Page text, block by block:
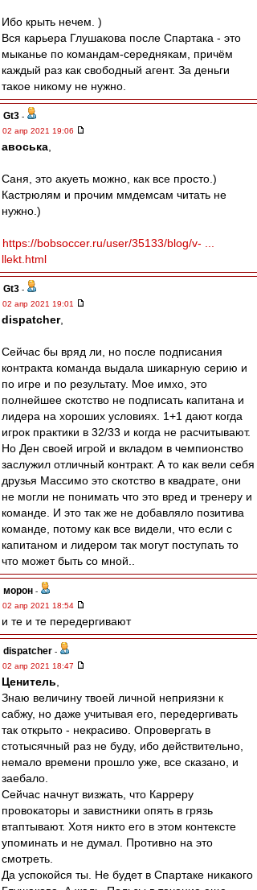
Ибо крыть нечем. )
Вся карьера Глушакова после Спартака - это
мыканье по командам-середнякам, причём
каждый раз как свободный агент. За деньги
такое никому не нужно.
Gt3 -
02 апр 2021 19:06
авоська
Саня, это акуеть можно, как все просто.)
Кастрюлям и прочим ммдемсам читать не
нужно.)
https://bobsoccer.ru/user/35133/blog/v- ...
llekt.html
Gt3 -
02 апр 2021 19:01
dispatcher,
Сейчас бы вряд ли, но после подписания
контракта команда выдала шикарную серию и
по игре и по результату. Мое имхо, это
полнейшее скотство не подписать капитана и
лидера на хороших условиях. 1+1 дают когда
игрок практики в 32/33 и когда не расчитывают.
Но Ден своей игрой и вкладом в чемпионство
заслужил отличный контракт. А то как вели себя
друзья Массимо это скотство в квадрате, они
не могли не понимать что это вред и тренеру и
команде. И это так же не добавляло позитива
команде, потому как все видели, что если с
капитаном и лидером так могут поступать то
что может быть со мной..
морон -
02 апр 2021 18:54
и те и те передергивают
dispatcher -
02 апр 2021 18:47
Ценитель
Знаю величину твоей личной неприязни к
сабжу, но даже учитывая его, передергивать
так открыто - некрасиво. Опровергать в
стотысячный раз не буду, ибо действительно,
немало времени прошло уже, все сказано, и
заебало.
Сейчас начнут визжать, что Карреру
провокаторы и завистники опять в грязь
втаптывают. Хотя никто его в этом контексте
упоминать и не думал. Противно на это
смотреть.
Да успокойся ты. Не будет в Спартаке никакого